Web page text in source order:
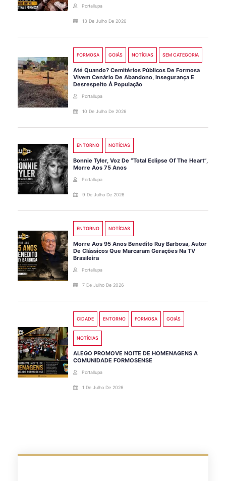
Portallupa
13 De Julho De 2026
FORMOSA GOIÁS NOTÍCIAS SEM CATEGORIA
Até Quando? Cemitérios Públicos De Formosa
Vivem Cenário De Abandono, Insegurança E
Desrespeito À População
Portallupa
10 De Julho De 2026
ENTORNO NOTÍCIAS
Bonnie Tyler, Voz De “Total Eclipse Of The Heart”,
Morre Aos 75 Anos
Portallupa
9 De Julho De 2026
ENTORNO NOTÍCIAS
Morre Aos 95 Anos Benedito Ruy Barbosa, Autor
De Clássicos Que Marcaram Gerações Na TV
Brasileira
Portallupa
7 De Julho De 2026
CIDADE ENTORNO FORMOSA GOIÁS
NOTÍCIAS
ALEGO PROMOVE NOITE DE HOMENAGENS A
COMUNIDADE FORMOSENSE
Portallupa
1 De Julho De 2026